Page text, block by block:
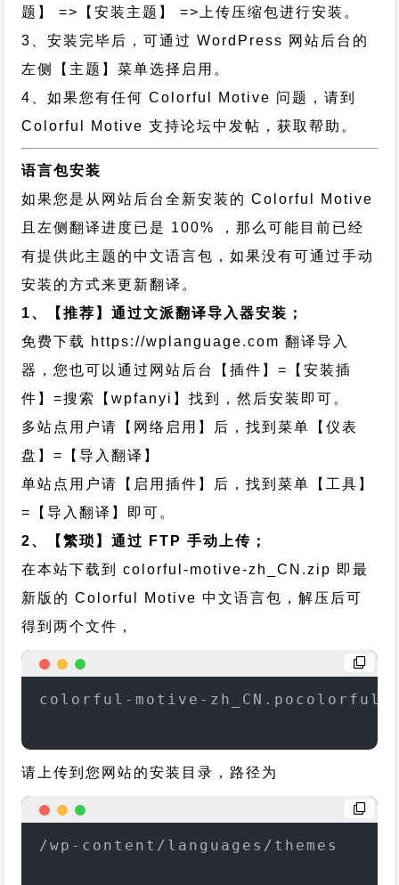
题】 =>【安装主题】 =>上传压缩包进行安装。
3、安装完毕后，可通过 WordPress 网站后台的
左侧【主题】菜单选择启用。
4、如果您有任何 Colorful Motive 问题，请到
Colorful Motive 支持论坛中发帖，获取帮助。
语言包安装
如果您是从网站后台全新安装的 Colorful Motive
且左侧翻译进度已是 100% ，那么可能目前已经
有提供此主题的中文语言包，如果没有可通过手动
安装的方式来更新翻译。
1、【推荐】通过文派翻译导入器安装；
免费下载 https://wplanguage.com 翻译导入
器，您也可以通过网站后台【插件】=【安装插
件】=搜索【wpfanyi】找到，然后安装即可。
多站点用户请【网络启用】后，找到菜单【仪表
盘】=【导入翻译】
单站点用户请【启用插件】后，找到菜单【工具】
=【导入翻译】即可。
2、【繁琐】通过 FTP 手动上传；
在本站下载到colorful-motive-zh_CN.zip 即最
新版的 Colorful Motive 中文语言包，解压后可
得到两个文件，
colorful-motive-zh_CN.pocolorful-
请上传到您网站的安装目录，路径为
/wp-content/languages/themes